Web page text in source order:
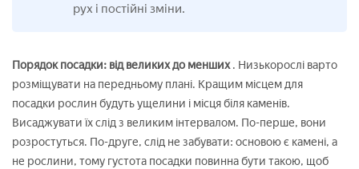
рух і постійні зміни.
Порядок посадки: від великих до менших. Низькорослі варто
розміщувати на передньому плані. Кращим місцем для
посадки рослин будуть ущелини і місця біля каменів.
Висаджувати їх слід з великим інтервалом. По-перше, вони
розростуться. По-друге, слід не забувати: основою є камені, а
не рослини, тому густота посадки повинна бути такою, щоб